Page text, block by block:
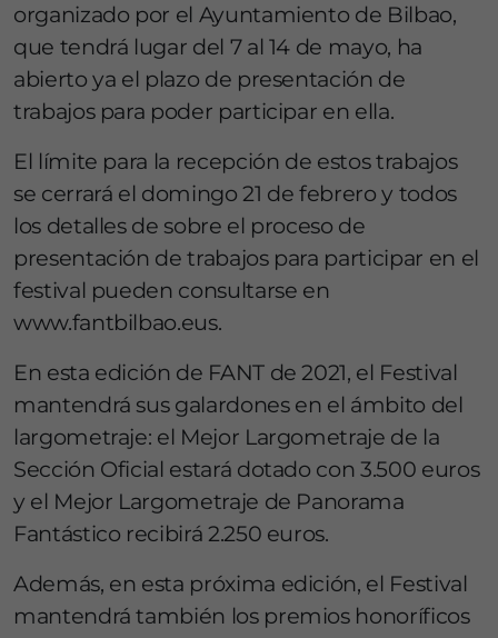
organizado por el Ayuntamiento de Bilbao,
que tendrá lugar del 7 al 14 de mayo, ha
abierto ya el plazo de presentación de
trabajos para poder participar en ella.
El límite para la recepción de estos trabajos
se cerrará el domingo 21 de febrero y todos
los detalles de sobre el proceso de
presentación de trabajos para participar en el
festival pueden consultarse en
www.fantbilbao.eus.
En esta edición de FANT de 2021, el Festival
mantendrá sus galardones en el ámbito del
largometraje: el Mejor Largometraje de la
Sección Oficial estará dotado con 3.500 euros
y el Mejor Largometraje de Panorama
Fantástico recibirá 2.250 euros.
Además, en esta próxima edición, el Festival
mantendrá también los premios honoríficos